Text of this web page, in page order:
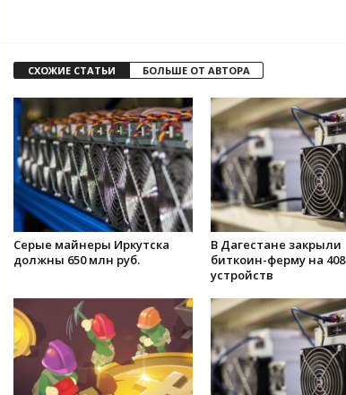
СХОЖИЕ СТАТЬИ БОЛЬШЕ ОТ АВТОРА
Серые майнеры Иркутска
должны 650 млн руб.
В Дагестане закрыли
биткоин-ферму на 408
устройств